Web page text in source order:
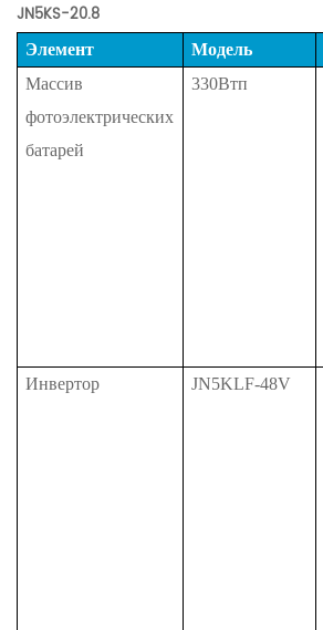
JN5KS-20.8
Элемент Модель
Массив
фотоэлектрических
батарей
330Втп
Инвертор
JN5KLF-48V